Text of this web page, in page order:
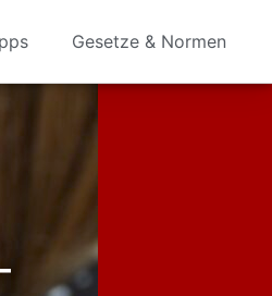
Gesetze & Normen